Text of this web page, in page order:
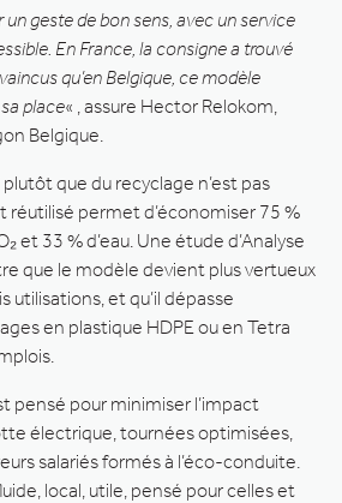
geste de bon sens, avec un service
En France, la consigne a trouvé
qu’en Belgique, ce modèle
place« , assure Hector Relokom,
Belgique.
que du recyclage n’est pas
permet d’économiser 75 %
et 33 % d’eau. Une étude d’Analyse
que le modèle devient plus vertueux
utilisations, et qu’il dépasse
en plastique HDPE ou en Tetra
pensé pour minimiser l’impact
électrique, tournées optimisées,
salariés formés à l’éco-conduite.
local, utile, pensé pour celles et